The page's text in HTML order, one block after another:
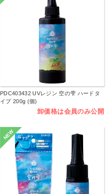
PDC403432 UVレジン 空の雫 ハードタ
イプ 200g (個)
卸価格は会員のみ公開
NEW